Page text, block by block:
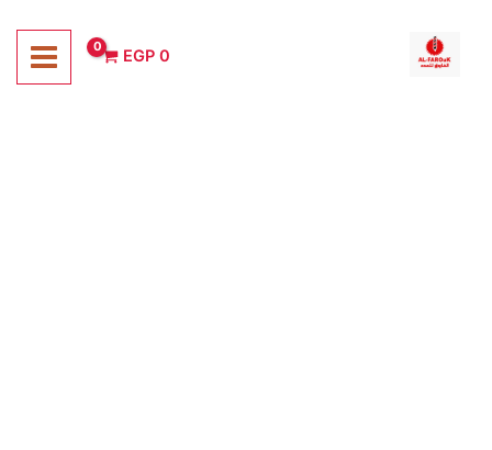
المحتوى
0
EGP
تخفيضات!